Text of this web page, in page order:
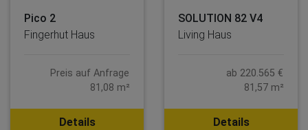
Pico 2
Fingerhut Haus
Preis auf Anfrage
81,08 m²
Details
SOLUTION 82 V4
Living Haus
ab 220.565 €
81,57 m²
Details